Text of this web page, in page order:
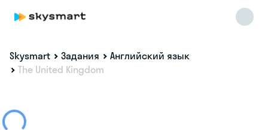
Skysmart Задания
Английский язык
The United Kingdom
Skysmart Chat